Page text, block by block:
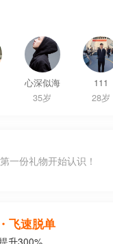
心深似海
35岁
111
28岁
一份礼物开始认识！
飞速脱单
升300%